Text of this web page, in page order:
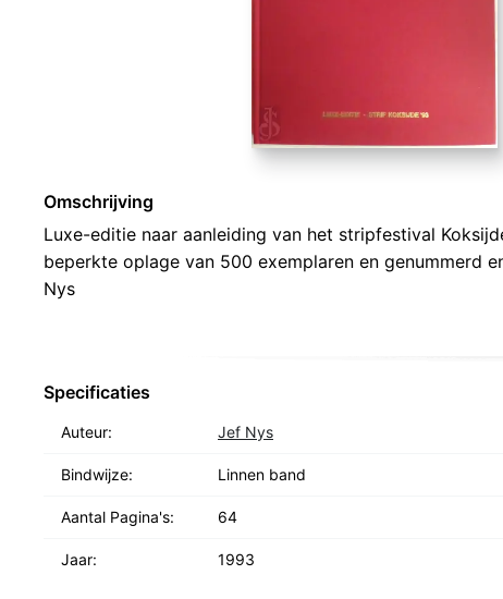
Omschrijving
Luxe-editie naar aanleiding van het stripfestival
beperkte oplage van 500 exemplaren en genummerd
Nys
Specificaties
Auteur: Jef Nys
Bindwijze: Linnen band
Aantal Pagina's: 64
Jaar: 1993